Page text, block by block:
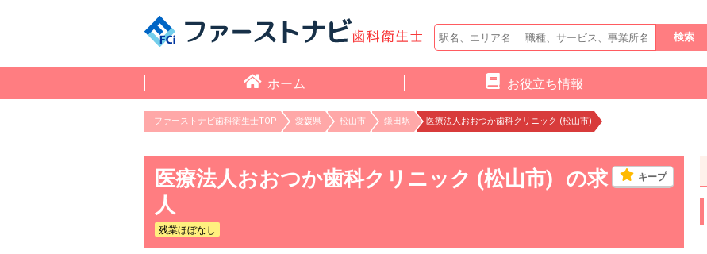
ホーム お役立ち情報
ファーストナビ歯科衛生士TOP 愛媛県 松山市 鎌田駅 医療法人おおつか歯科クリニック (松山市)
キープ
医療法人おおつか歯科クリニック (松山市) の求
人
残業ほぼなし